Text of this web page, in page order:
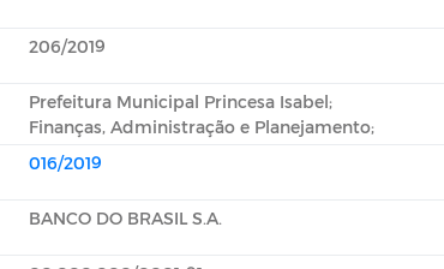
206/2019
Prefeitura Municipal Princesa Isabel;
Finanças, Administração e Planejamento;
016/2019
BANCO DO BRASIL S.A.